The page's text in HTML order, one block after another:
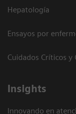
Hepatología
Ensayos por
Cuidados Críticos y
Insights
Innovando en